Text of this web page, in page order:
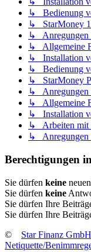
↳ Bedienung
↳ StarMoney
↳ Anregungen
↳ Allgemeine
↳ Installation
↳ Bedienung
↳ StarMoney
↳ Anregungen
↳ Allgemeine
↳ Installation
↳ Arbeiten mit
↳ Anregungen
Berechtigungen
Sie dürfen keine
Sie dürfen keine
Sie dürfen Ihre
Sie dürfen Ihre
©
Star Finanz GmbH
Netiquette/